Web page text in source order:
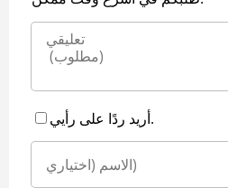
أريد ردًا على رأيي.